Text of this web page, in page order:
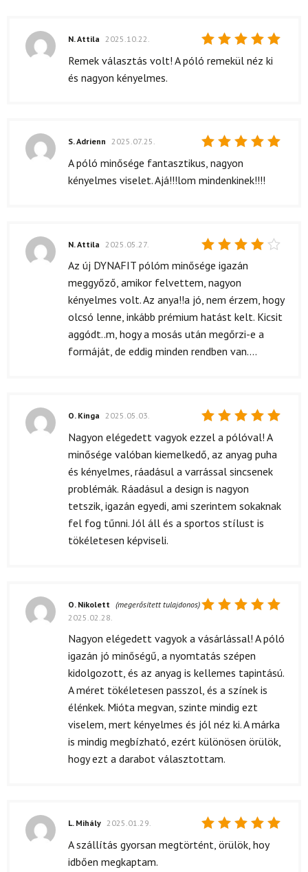
Értékelés:
N. Attila 2025.10.22.
Remek választás volt! A póló remekül néz ki
és nagyon kényelmes.
Értékelés:
5
/ 5
S. Adrienn 2025.07.25.
A póló minősége fantasztikus, nagyon
kényelmes viselet. Ajá!!!lom mindenkinek!!!!
Értékelés:
4
/ 5
N. Attila 2025.05.27.
Az új DYNAFIT pólóm minősége igazán
meggyőző, amikor felvettem, nagyon
kényelmes volt. Az anya!!a jó, nem érzem, hogy
olcsó lenne, inkább prémium hatást kelt. Kicsit
aggódt..m, hogy a mosás után megőrzi-e a
formáját, de eddig minden rendben van....
Értékelés:
/ 5
O. Kinga 2025.05.03.
Nagyon elégedett vagyok ezzel a pólóval! A
minősége valóban kiemelkedő, az anyag puha
és kényelmes, ráadásul a varrással sincsenek
problémák. Ráadásul a design is nagyon
tetszik, igazán egyedi, ami szerintem sokaknak
fel fog tűnni. Jól áll és a sportos stílust is
tökéletesen képviseli.
5/ 5
O. Nikolett (megerősített tulajdonos)
2025.02.28.
Nagyon elégedett vagyok a vásárlással! A póló
igazán jó minőségű, a nyomtatás szépen
kidolgozott, és az anyag is kellemes tapintású.
A méret tökéletesen passzol, és a színek is
élénkek. Mióta megvan, szinte mindig ezt
viselem, mert kényelmes és jól néz ki. A márka
is mindig megbízható, ezért különösen örülök,
hogy ezt a darabot választottam.
Értékelés:
/ 5
L. Mihály 2025.01.29.
A szállítás gyorsan megtörtént, örülök, hoy
idbően megkaptam.